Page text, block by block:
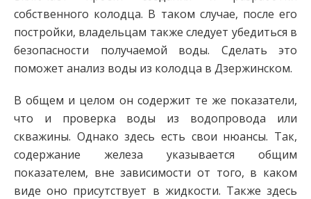
собственного колодца. В таком случае, после его
постройки, владельцам также следует убедиться в
безопасности получаемой воды. Сделать это
поможет анализ воды из колодца в Дзержинском.
В общем и целом он содержит те же показатели,
что и проверка воды из водопровода или
скважины. Однако здесь есть свои нюансы. Так,
содержание железа указывается общим
показателем, вне зависимости от того, в каком
виде оно присутствует в жидкости. Также здесь